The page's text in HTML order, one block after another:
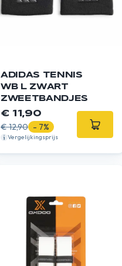
ADIDAS TENNIS
WB L ZWART
ZWEETBANDJES
€ 11,90
€ 12,90 - 7%
Vergelijkingsprijs